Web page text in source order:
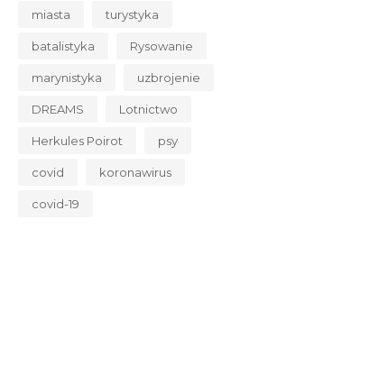
miasta turystyka
batalistyka Rysowanie
marynistyka uzbrojenie
DREAMS Lotnictwo
Herkules Poirot psy
covid koronawirus
covid-19